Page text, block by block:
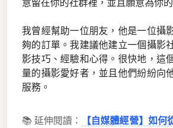
意留在你的社群裡，並且願意為你
我曾經幫助一位朋友，他是一位攝
夠的訂單。我建議他建立一個攝影
影技巧、經驗和心得。很快地，這
量的攝影愛好者，並且他們紛紛向
服務。
📚 延伸閱讀：
【自媒體經營】如何